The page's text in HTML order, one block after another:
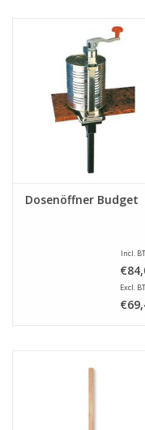
Dosenöffner Budget
Incl.
Excl.